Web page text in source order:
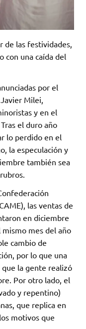
de las festividades,
con una caída del
por el
Milei,
y en el
el duro año
lo perdido en el
la especulación y
también sea
las ventas de
en diciembre
mismo mes del año
cambio de
por lo que una
que la gente realizó
Por otro lado, el
y repentino)
que replica en
motivos que